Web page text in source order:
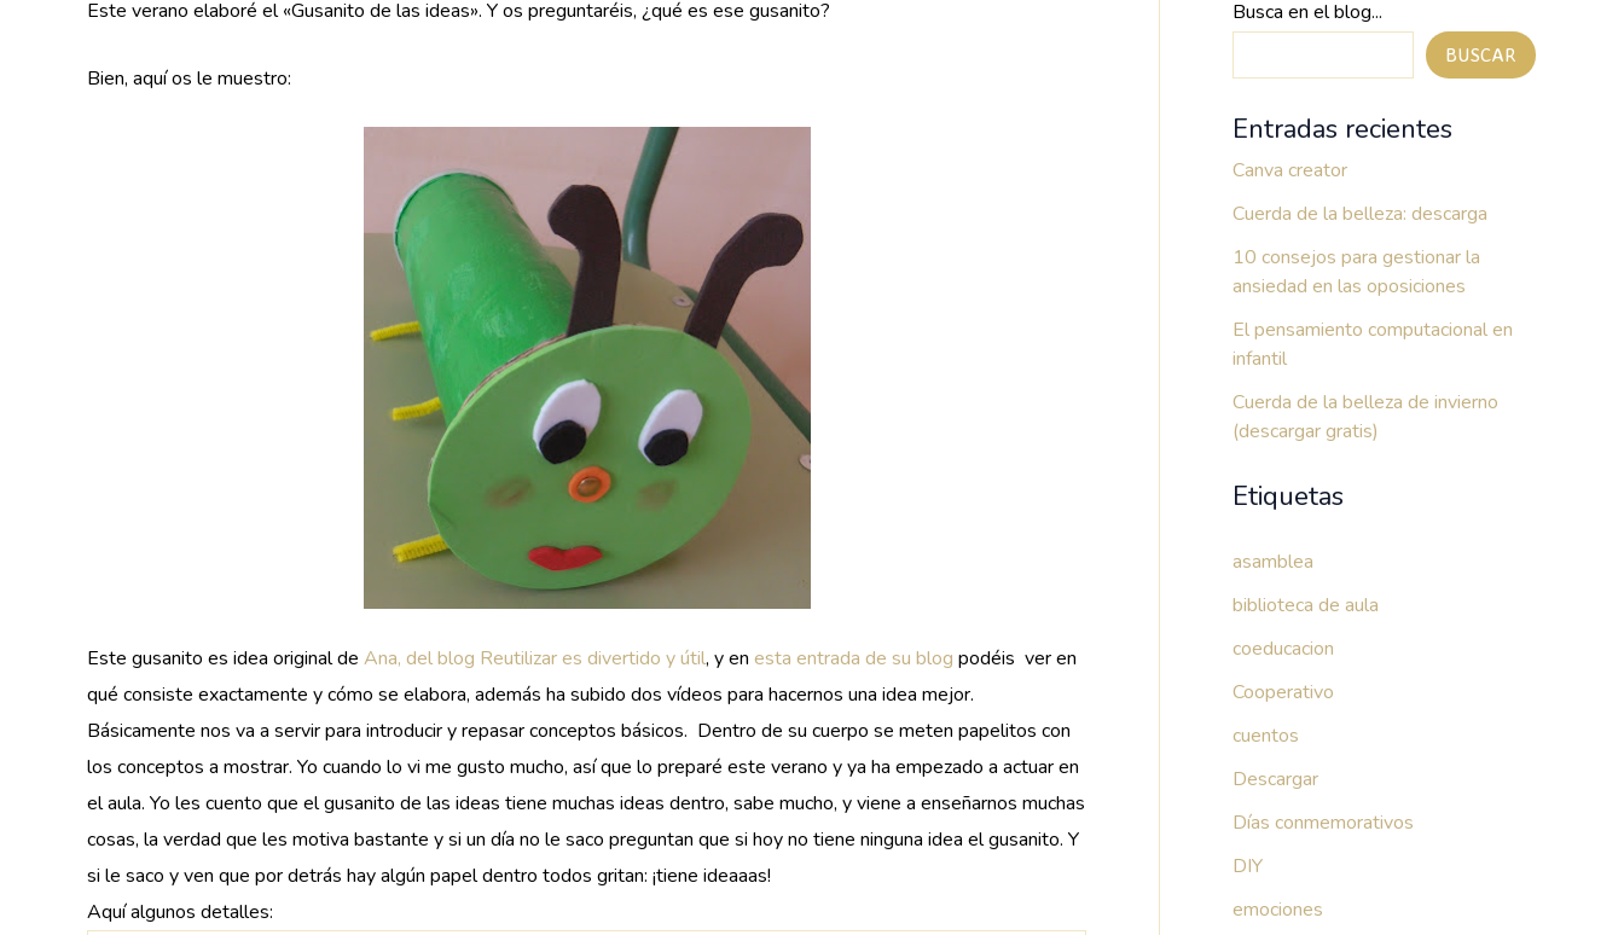
Este verano elaboré el «Gusanito de las ideas». Y os preguntaréis, ¿qué es ese gusanito?
Bien, aquí os le muestro:
Este gusanito es idea original de Ana, del blog Reutilizar es divertido y útil, y en esta entrada de su blog podéis ver en
qué consiste exactamente y cómo se elabora, además ha subido dos vídeos para hacernos una idea mejor.
Básicamente nos va a servir para introducir y repasar conceptos básicos. Dentro de su cuerpo se meten papelitos con
los conceptos a mostrar. Yo cuando lo vi me gusto mucho, así que lo preparé este verano y ya ha empezado a actuar en
el aula. Yo les cuento que el gusanito de las ideas tiene muchas ideas dentro, sabe mucho, y viene a enseñarnos muchas
cosas, la verdad que les motiva bastante y si un día no le saco preguntan que si hoy no tiene ninguna idea el gusanito. Y
si le saco y ven que por detrás hay algún papel dentro todos gritan: ¡tiene ideaaas!
Aquí algunos detalles:
Busca en el blog...
BUSCAR
Entradas recientes
Canva creator
Cuerda de la belleza: descarga
10 consejos para gestionar la
ansiedad en las oposiciones
El pensamiento computacional en
infantil
Cuerda de la belleza de invierno
(descargar gratis)
Etiquetas
asamblea
biblioteca de aula
coeducacion
Cooperativo
cuentos
Descargar
Días conmemorativos
DIY
emociones